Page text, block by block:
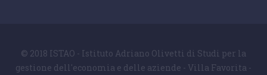
© 2018 ISTAO - Istituto Adriano Olivetti di Studi per la
gestione dell'economia e delle aziende - Villa Favorita -